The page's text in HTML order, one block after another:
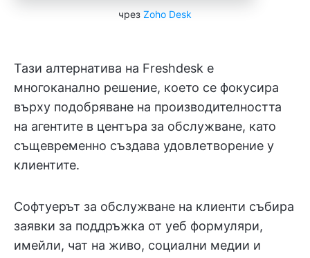
чрез Zoho Desk
Тази алтернатива на Freshdesk е
многоканално решение, което се фокусира
върху подобряване на производителността
на агентите в центъра за обслужване, като
същевременно създава удовлетворение у
клиентите.
Софтуерът за обслужване на клиенти събира
заявки за поддръжка от уеб формуляри,
имейли, чат на живо, социални медии и